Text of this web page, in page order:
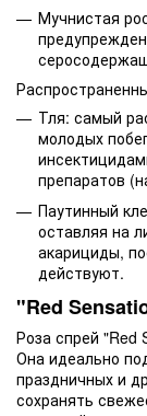
Мучнистая
Тля: самый
молодых
препаратов
Паутинный
оставляя на
акарициды,
действуют.
"Red
Роза спрей "Red
Она идеально
праздничных и
сохранять